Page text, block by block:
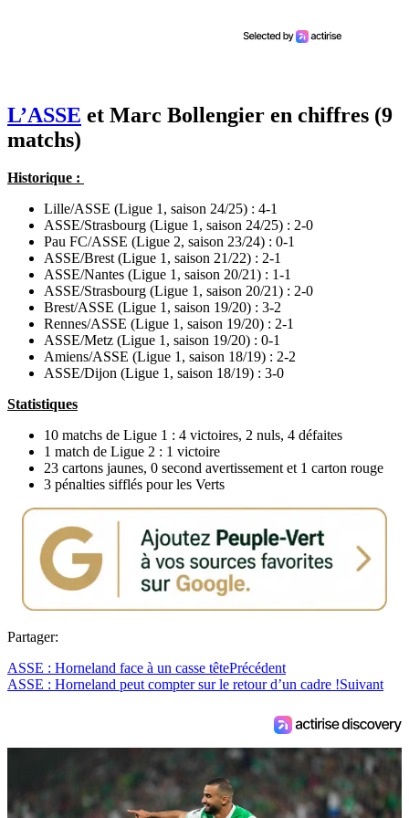
L’ASSE et Marc Bollengier en chiffres (9
matchs)
Historique :
Lille/ASSE (Ligue 1, saison 24/25) : 4-1
ASSE/Strasbourg (Ligue 1, saison 24/25) : 2-0
Pau FC/ASSE (Ligue 2, saison 23/24) : 0-1
ASSE/Brest (Ligue 1, saison 21/22) : 2-1
ASSE/Nantes (Ligue 1, saison 20/21) : 1-1
ASSE/Strasbourg (Ligue 1, saison 20/21) : 2-0
Brest/ASSE (Ligue 1, saison 19/20) : 3-2
Rennes/ASSE (Ligue 1, saison 19/20) : 2-1
ASSE/Metz (Ligue 1, saison 19/20) : 0-1
Amiens/ASSE (Ligue 1, saison 18/19) : 2-2
ASSE/Dijon (Ligue 1, saison 18/19) : 3-0
Statistiques
10 matchs de Ligue 1 : 4 victoires, 2 nuls, 4 défaites
1 match de Ligue 2 : 1 victoire
23 cartons jaunes, 0 second avertissement et 1 carton rouge
3 pénalties sifflés pour les Verts
Partager:
ASSE : Horneland face à un casse têtePrécédent
ASSE : Horneland peut compter sur le retour d’un cadre !Suivant